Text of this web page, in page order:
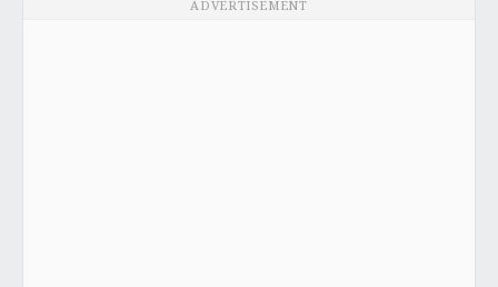
ADVERTISEMENT